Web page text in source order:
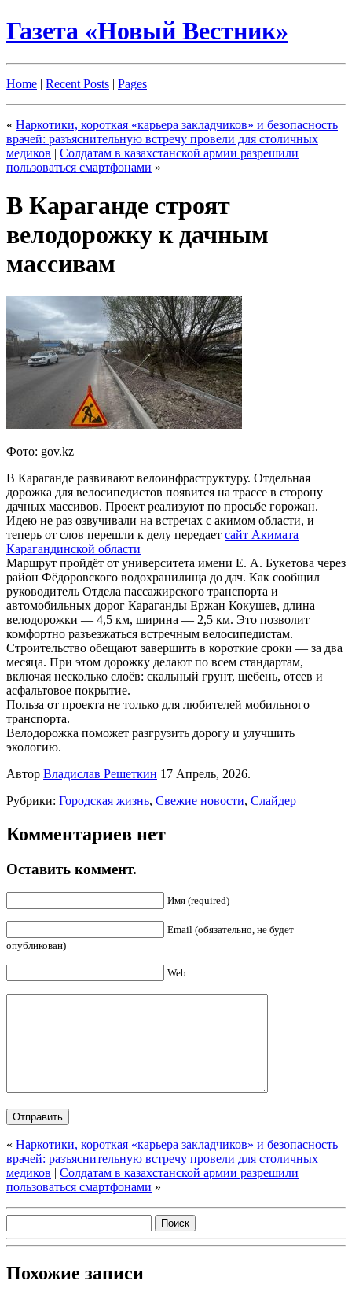
Газета «Новый Вестник»
Home | Recent Posts | Pages
« Наркотики, короткая «карьера закладчиков» и безопасность
врачей: разъяснительную встречу провели для столичных
медиков | Солдатам в казахстанской армии разрешили
пользоваться смартфонами »
В Караганде строят
велодорожку к дачным
массивам
Фото: gov.kz
В Караганде развивают велоинфраструктуру. Отдельная
дорожка для велосипедистов появится на трассе в сторону
дачных массивов. Проект реализуют по просьбе горожан.
Идею не раз озвучивали на встречах с акимом области, и
теперь от слов перешли к делу передает сайт Акимата
Карагандинской области
Маршрут пройдёт от университета имени Е. А. Букетова через
район Фёдоровского водохранилища до дач. Как сообщил
руководитель Отдела пассажирского транспорта и
автомобильных дорог Караганды Ержан Кокушев, длина
велодорожки — 4,5 км, ширина — 2,5 км. Это позволит
комфортно разъезжаться встречным велосипедистам.
Строительство обещают завершить в короткие сроки — за два
месяца. При этом дорожку делают по всем стандартам,
включая несколько слоёв: скальный грунт, щебень, отсев и
асфальтовое покрытие.
Польза от проекта не только для любителей мобильного
транспорта.
Велодорожка поможет разгрузить дорогу и улучшить
экологию.
Автор Владислав Решеткин 17 Апрель, 2026.
Рубрики: Городская жизнь, Свежие новости, Слайдер
Комментариев нет
Оставить коммент.
Имя (required)
Email (обязательно, не будет
опубликован)
Web
« Наркотики, короткая «карьера закладчиков» и безопасность
врачей: разъяснительную встречу провели для столичных
медиков | Солдатам в казахстанской армии разрешили
пользоваться смартфонами »
Похожие записи